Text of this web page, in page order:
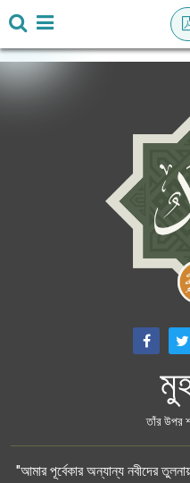
তাঁর উপর
"আমার পূর্বেকার অন্যান্য নবীদের